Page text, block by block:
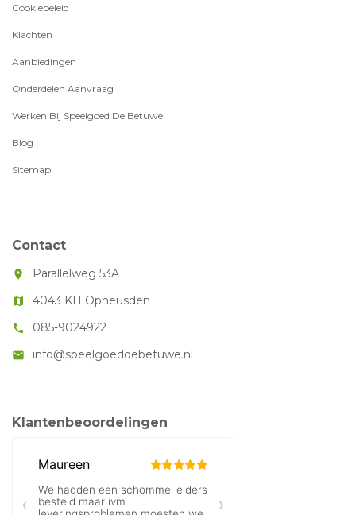
Cookiebeleid
Klachten
Aanbiedingen
Onderdelen Aanvraag
Werken Bij Speelgoed De Betuwe
Blog
Sitemap
Contact
room Parallelweg 53A
map 4043 KH Opheusden
call 085-9024922
mail info@speelgoeddebetuwe.nl
Klantenbeoordelingen